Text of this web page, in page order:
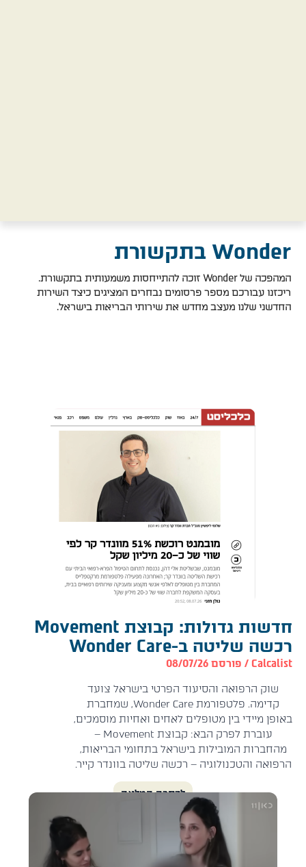
Wonder בתקשורת​
המהפכה של Wonder זוכה להתייחסות משמעותית בתקשורת.
ריכזנו עבורכם מספר פרסומים נבחרים המציגים כיצד השירות
החדשני שלנו מעצב מחדש את שירותי הבריאות בישראל.
חדשות גדולות: קבוצת Movement
רכשה שליטה ב-Wonder Care
Calcalist / פורסם 08/07/26
שוק הרפואה והסיעוד הפרטי בישראל צועד
קדימה. פלטפורמת Wonder Care, שמחברת
באופן מיידי בין מטופלים לאחים ואחיות מוסמכים,
עוברת לפרק הבא: קבוצת Movement –
מהחברות המובילות בישראל בתחומי הבריאות,
הרפואה והטכנולוגיה – רכשה שליטה בוונדר קייר.
לכתבה המלאה